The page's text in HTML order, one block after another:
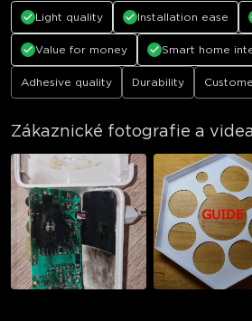
Light quality Installation ease
Value for money Smart home
Adhesive quality Durability
Zákaznické fotografie a